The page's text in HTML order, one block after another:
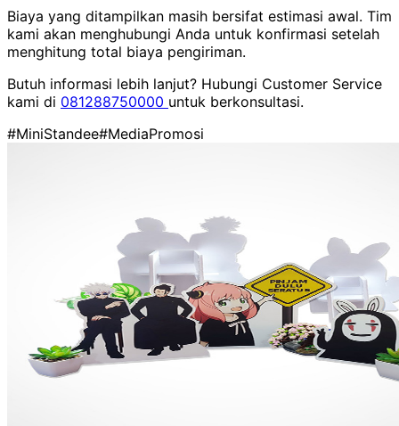
Biaya yang ditampilkan masih bersifat estimasi awal. Tim
kami akan menghubungi Anda untuk konfirmasi setelah
menghitung total biaya pengiriman.
Butuh informasi lebih lanjut? Hubungi Customer Service
kami di 081288750000 untuk berkonsultasi.
#MiniStandee#MediaPromosi